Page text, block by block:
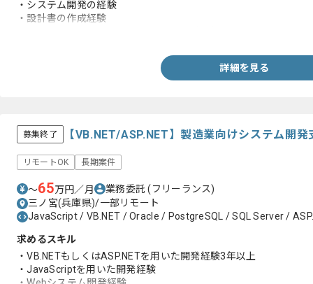
・システム開発の経験
・設計書の作成経験
詳細を見る
募集終了 【VB.NET/ASP.NET】製造業向けシステム開
リモートOK 長期案件
〜65万円／月 業務委託(フリーランス)
三ノ宮(兵庫県)/一部リモート
JavaScript / VB.NET / Oracle / PostgreSQL / SQL Server /
求めるスキル
・VB.NETもしくはASP.NETを用いた開発経験3年以上
・JavaScriptを用いた開発経験